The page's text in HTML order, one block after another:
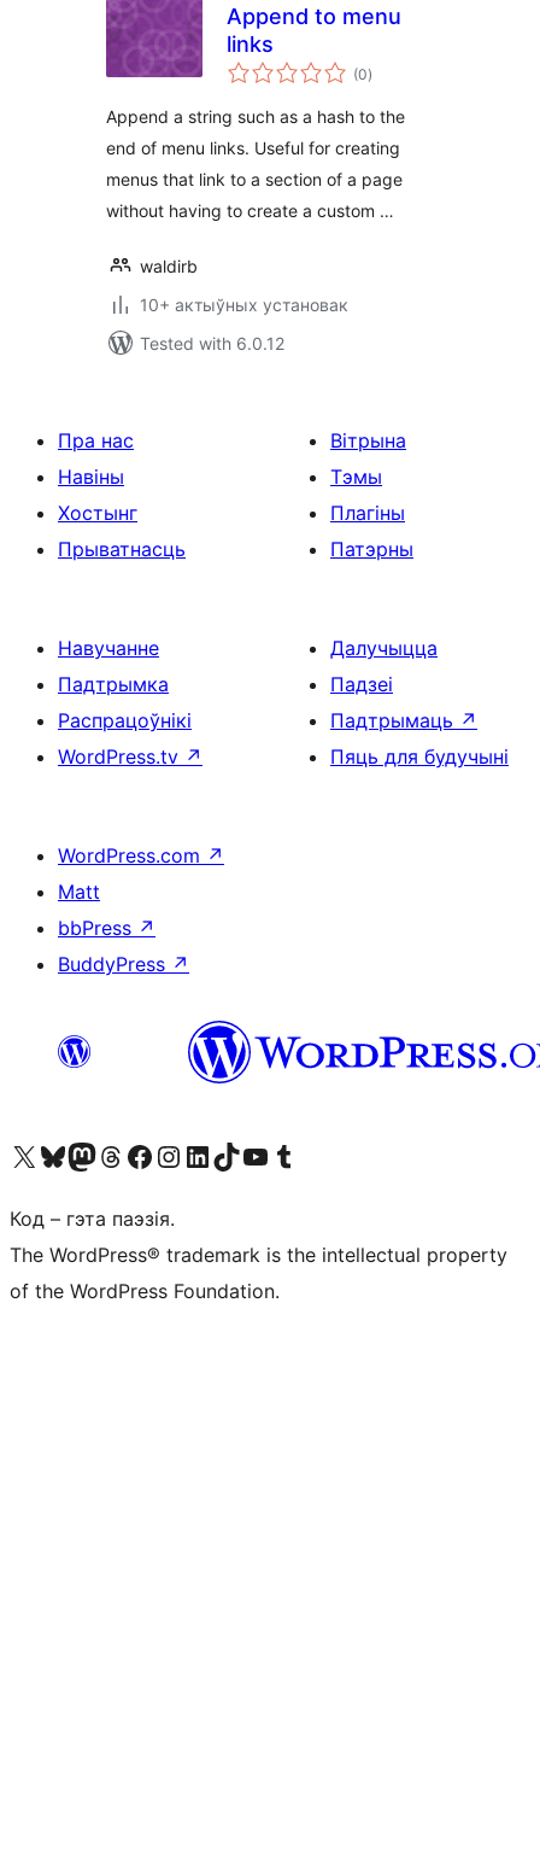
Append to menu
links
(0total
ratings
)
Append a string such as a hash to the
end of menu links. Useful for creating
menus that link to a section of a page
without having to create a custom …
waldirb
10+ актыўных установак
Tested with 6.0.12
Пра нас
Навіны
Хостынг
Прыватнасць
Вітрына
Тэмы
Плагіны
Патэрны
Навучанне
Падтрымка
Распрацоўнікі
WordPress.tv ↗
Далучыцца
Падзеі
Падтрымаць ↗
Пяць для будучыні
WordPress.com ↗
Matt
bbPress ↗
BuddyPress ↗
Наведайце наш акаўнт у X (былы Twitter)
Visit our Bluesky account
Visit our Mastodon account
Visit our Threads account
Наведаеце нашу старонку на Facebook
Наведайце наш Instagram
Наведайце нашу старонку ў LinkedIn
Visit our TikTok account
Наведайце наш YouTube каналVisit our Tumblr account
Код – гэта паэзія.
The WordPress® trademark is the intellectual property
of the WordPress Foundation.